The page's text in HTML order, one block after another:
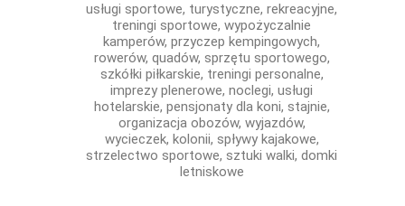
usługi sportowe, turystyczne, rekreacyjne,
treningi sportowe, wypożyczalnie
kamperów, przyczep kempingowych,
rowerów, quadów, sprzętu sportowego,
szkółki piłkarskie, treningi personalne,
imprezy plenerowe, noclegi, usługi
hotelarskie, pensjonaty dla koni, stajnie,
organizacja obozów, wyjazdów,
wycieczek, kolonii, spływy kajakowe,
strzelectwo sportowe, sztuki walki, domki
letniskowe